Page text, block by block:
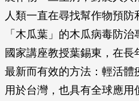
人類一直在尋找幫作物預
「木瓜葉」的木瓜病毒防
國家講座教授葉錫東，在
最新而有效的方法：輕活
用於台灣，也具有全球應用